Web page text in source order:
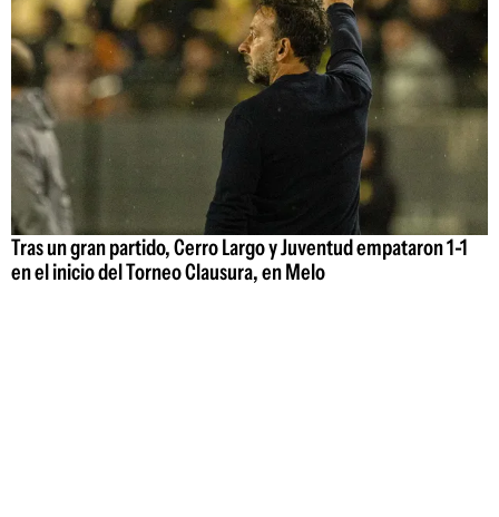
Tras un gran partido, Cerro Largo y Juventud empataron 1-1
en el inicio del Torneo Clausura, en Melo